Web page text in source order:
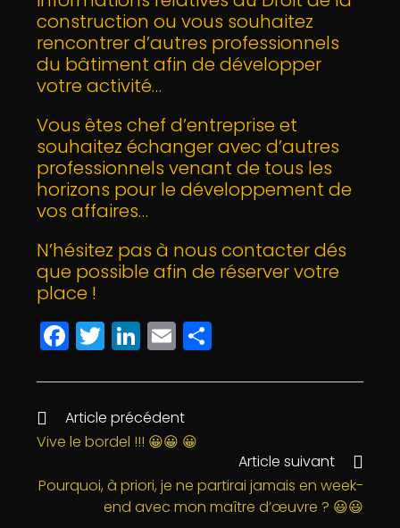
construction ou vous souhaitez
rencontrer d’autres professionnels
du bâtiment afin de développer
votre activité…
Vous êtes chef d’entreprise et
souhaitez échanger avec d’autres
professionnels venant de tous les
horizons pour le développement de
vos affaires…
N’hésitez pas à nous contacter dés
que possible afin de réserver votre
place !
F
a
c
e
b
o
o
T
w
itt
e
r
Li
n
k
e
dI
n
E
m
ai
l
rt
e
r
Article précédent
Vive le bordel !!! 😀😀 😀
Article suivant
Pourquoi, à priori, je ne partirai jamais en week-
end avec mon maître d’œuvre ? 😃😃